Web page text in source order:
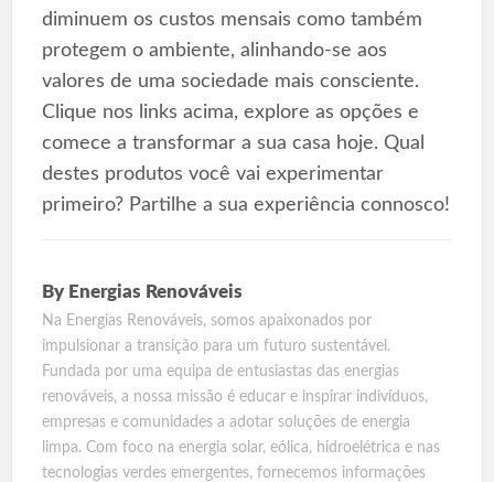
diminuem os custos mensais como também
protegem o ambiente, alinhando-se aos
valores de uma sociedade mais consciente.
Clique nos links acima, explore as opções e
comece a transformar a sua casa hoje. Qual
destes produtos você vai experimentar
primeiro? Partilhe a sua experiência connosco!
By Energias Renováveis
Na Energias Renováveis, somos apaixonados por
impulsionar a transição para um futuro sustentável.
Fundada por uma equipa de entusiastas das energias
renováveis, a nossa missão é educar e inspirar indivíduos,
empresas e comunidades a adotar soluções de energia
limpa. Com foco na energia solar, eólica, hidroelétrica e nas
tecnologias verdes emergentes, fornecemos informações